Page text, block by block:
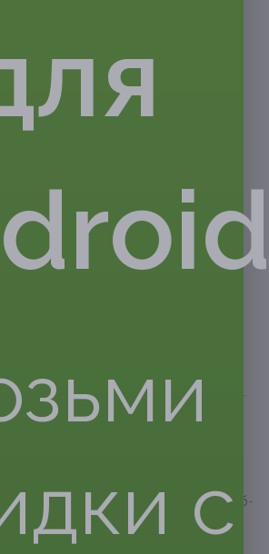
50% на всё меню и напитки
чека.
неограниченное количество
подарок.
на одного человека и только
адресам:
р-н, ул. Горбатова, д. 10 (напротив
р-н, Московский пр-т,
2»).
или компанией, то необходимо
и банковской картой.
в Instagram.
о партнёре
н, ул.
сб-
пн-пт: с 09:00 до 22:00, сб-
вс: с 10:00 до 22:00с